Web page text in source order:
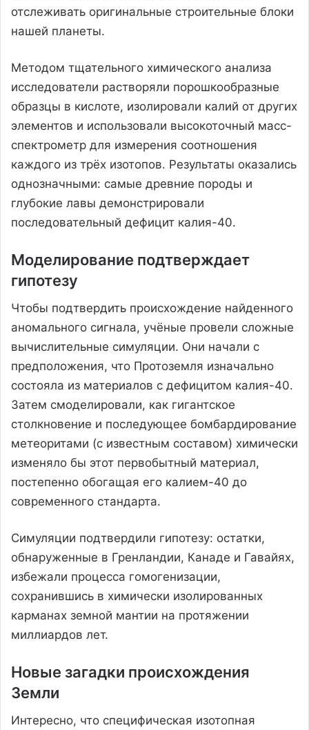
отслеживать оригинальные строительные блоки
нашей планеты.
Методом тщательного химического анализа
исследователи растворяли порошкообразные
образцы в кислоте, изолировали калий от других
элементов и использовали высокоточный масс-
спектрометр для измерения соотношения
каждого из трёх изотопов. Результаты оказались
однозначными: самые древние породы и
глубокие лавы демонстрировали
последовательный дефицит калия-40.
Моделирование подтверждает
гипотезу
Чтобы подтвердить происхождение найденного
аномального сигнала, учёные провели сложные
вычислительные симуляции. Они начали с
предположения, что Протоземля изначально
состояла из материалов с дефицитом калия-40.
Затем смоделировали, как гигантское
столкновение и последующее бомбардирование
метеоритами (с известным составом) химически
изменяло бы этот первобытный материал,
постепенно обогащая его калием-40 до
современного стандарта.
Симуляции подтвердили гипотезу: остатки,
обнаруженные в Гренландии, Канаде и Гавайях,
избежали процесса гомогенизации,
сохранившись в химически изолированных
карманах земной мантии на протяжении
миллиардов лет.
Новые загадки происхождения
Земли
Интересно, что специфическая изотопная